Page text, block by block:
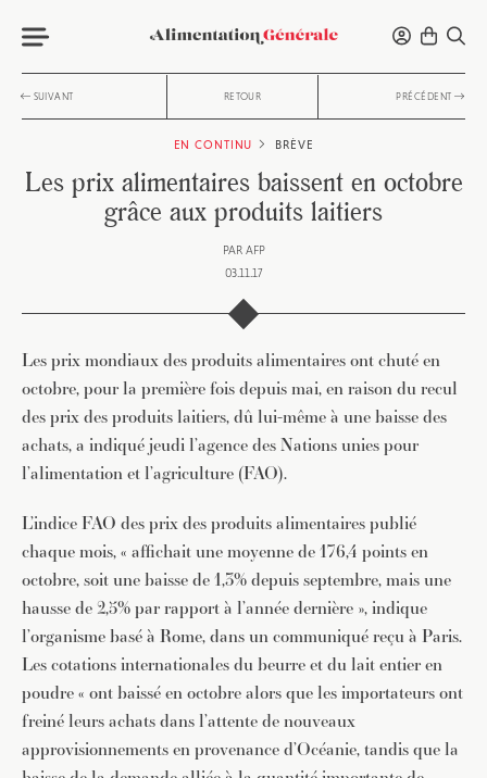
SUIVANT RETOUR PRÉCÉDENT
EN CONTINU BRÈVE
Les prix alimentaires baissent en octobre
grâce aux produits laitiers
PAR AFP
03.11.17
Les prix mondiaux des produits alimentaires ont chuté en
octobre, pour la première fois depuis mai, en raison du recul
des prix des produits laitiers, dû lui-même à une baisse des
achats, a indiqué jeudi l’agence des Nations unies pour
l’alimentation et l’agriculture (FAO).
L’indice FAO des prix des produits alimentaires publié
chaque mois, « affichait une moyenne de 176,4 points en
octobre, soit une baisse de 1,3% depuis septembre, mais une
hausse de 2,5% par rapport à l’année dernière », indique
l’organisme basé à Rome, dans un communiqué reçu à Paris.
Les cotations internationales du beurre et du lait entier en
poudre « ont baissé en octobre alors que les importateurs ont
freiné leurs achats dans l’attente de nouveaux
approvisionnements en provenance d’Océanie, tandis que la